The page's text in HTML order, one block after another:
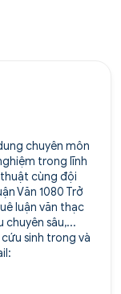
chuyên môn
trong lĩnh
cùng đội
Văn 1080 Trở
luận văn thạc
chuyên sâu,...
sinh trong và